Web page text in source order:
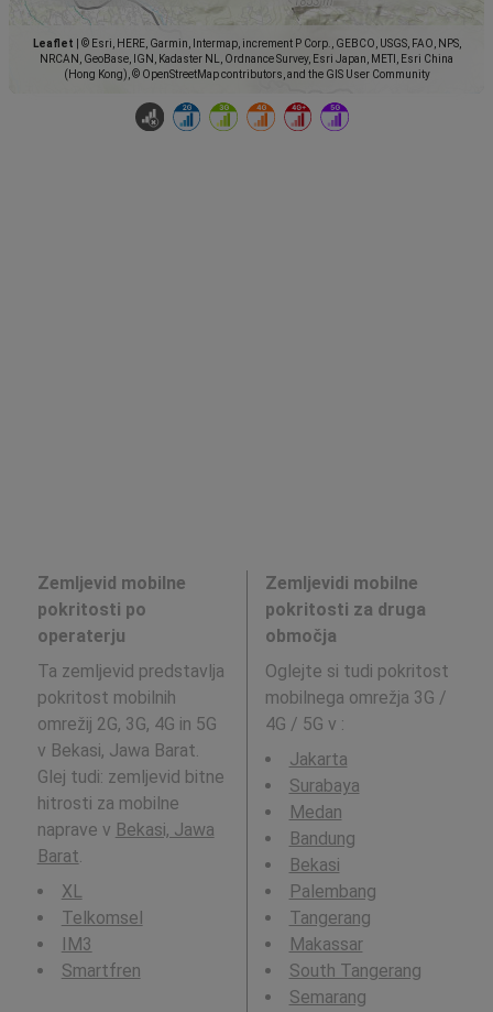
Leaflet
© Esri, HERE, Garmin, Intermap, increment P Corp., GEBCO, USGS, FAO, NPS,
NRCAN, GeoBase, IGN, Kadaster NL, Ordnance Survey, Esri Japan, METI, Esri China
(Hong Kong), © OpenStreetMap contributors, and the GIS User Community
Zemljevid mobilne
pokritosti po
operaterju
Ta zemljevid predstavlja
pokritost mobilnih
omrežij 2G, 3G, 4G in 5G
v Bekasi, Jawa Barat.
Glej tudi: zemljevid bitne
hitrosti za mobilne
naprave v Bekasi, Jawa
Barat.
XL
Telkomsel
IM3
Smartfren
Zemljevidi mobilne
pokritosti za druga
območja
Oglejte si tudi pokritost
mobilnega omrežja 3G /
4G / 5G v :
Jakarta
Surabaya
Medan
Bandung
Bekasi
Palembang
Tangerang
Makassar
South Tangerang
Semarang